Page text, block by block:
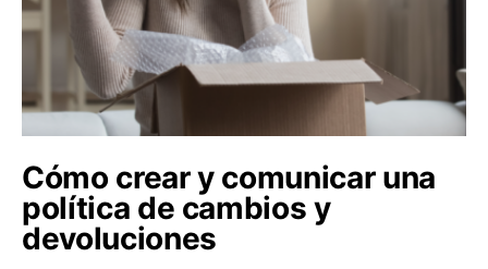
Cómo crear y comunicar una
política de cambios y
devoluciones